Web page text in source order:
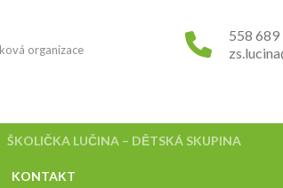
organizace
558 689
ŠKOLIČKA LUČINA – DĚTSKÁ SKUPINA
KONTAKT